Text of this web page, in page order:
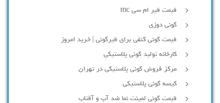
قیمت قیر ام سی mc
گونی دوزی
قیمت گونی کنفی برای قیرگونی | خرید امروز
کارخانه تولید گونی پلاستیکی
مرکز فروش گونی پلاستیکی در تهران
کیسه گونی پلاستیکی
قیمت گونی لمینت نما ضد آب و آفتاب